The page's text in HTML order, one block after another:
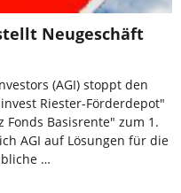
Neugeschäft
(AGI) stoppt den
Riester-Förderdepot"
Basisrente" zum 1.
AGI auf Lösungen für die
…